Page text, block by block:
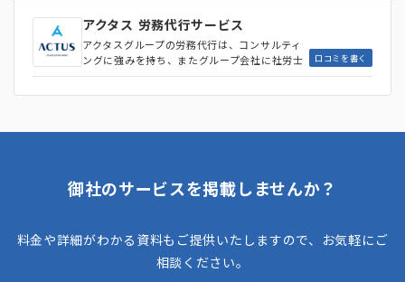
アクタス 労務代行サービス
アクタスグループの労務代行は、コンサルティ
ングに強みを持ち、またグループ会社に社労士
法人や税理士法人を抱えているので、保険の加
で最短で3ヶ月と迅速な支援も提供しているの
で、担当者が辞めてしまったなどという急な場
口コミを書く
御社のサービスを掲載しませんか？
料金や詳細がわかる資料もご提供いたしますので、お気軽にご
相談ください。